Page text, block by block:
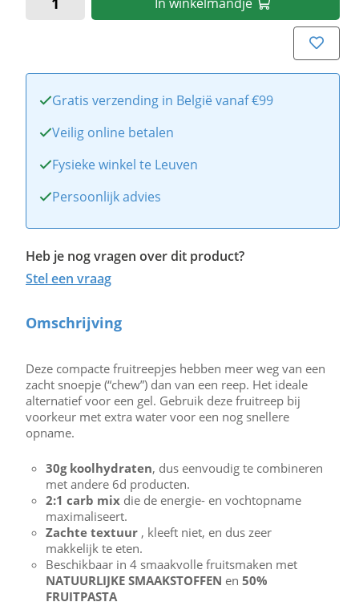
Gratis verzending in België vanaf €99
Veilig online betalen
Fysieke winkel te Leuven
Persoonlijk advies
Heb je nog vragen over dit product?
Stel een vraag
Omschrijving
Deze compacte fruitreepjes hebben meer weg van een
zacht snoepje (“chew”) dan van een reep. Het ideale
alternatief voor een gel. Gebruik deze fruitreep bij
voorkeur met extra water voor een nog snellere
opname.
30g koolhydraten, dus eenvoudig te combineren
met andere 6d producten.
2:1 carb mix die de energie- en vochtopname
maximaliseert.
Zachte textuur , kleeft niet, en dus zeer
makkelijk te eten.
Beschikbaar in 4 smaakvolle fruitsmaken met
NATUURLIJKE SMAAKSTOFFEN en 50%
FRUITPASTA